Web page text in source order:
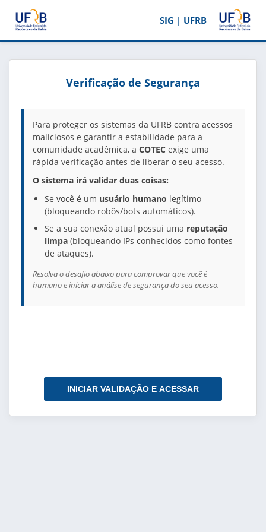
SIG | UFRB
Verificação de Segurança
Para proteger os sistemas da UFRB contra acessos
maliciosos e garantir a estabilidade para a
comunidade acadêmica, a COTEC exige uma
rápida verificação antes de liberar o seu acesso.
O sistema irá validar duas coisas:
Se você é um usuário humano legítimo
(bloqueando robôs/bots automáticos).
Se a sua conexão atual possui uma reputação
limpa (bloqueando IPs conhecidos como fontes
de ataques).
Resolva o desafio abaixo para comprovar que você é
humano e iniciar a análise de segurança do seu acesso.
INICIAR VALIDAÇÃO E ACESSAR